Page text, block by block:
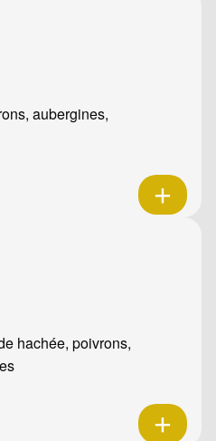
aubergines,
hachée, poivrons,